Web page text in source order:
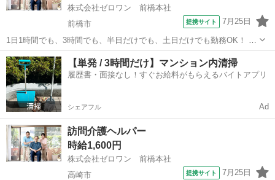
株式会社ゼロワン 前橋本社
前橋市
提携サイト 7月25日
1日1時間でも、3時間でも、半日だけでも、土日だけでも勤務OK！ ダ
ブルワーク、フリーランスで働く方にも最適です。 40歳～65歳の方が
活躍できるお仕事です！ 訪問介護業界に興味がある方、未経験でも当
社アドバイザーが丁寧に...
群馬 前橋市 訪問介護
【単発 / 3時間だけ】マンション内清掃
履歴書・面接なし！すぐお給料がもらえるバイトアプリ
シェアフル Ad
訪問介護ヘルパー
時給1,600円
株式会社ゼロワン 前橋本社
高崎市
提携サイト 7月25日